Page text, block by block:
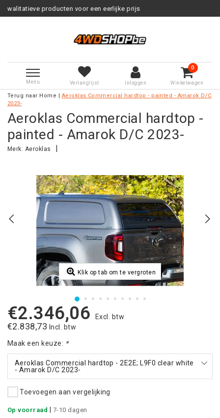
voor een eerlijke prijs
Menu Verlanglijst Inloggen
0
Winkelwagen
Terug naar Home
Aeroklas Commercial hardtop - painted - Amarok D/C
2023-
Aeroklas Commercial hardtop -
painted - Amarok D/C 2023-
Merk: Aeroklas
Klik op tab om te vergroten
€2.346,06 Excl. btw
€2.838,73 Incl. btw
Maak een keuze: *
Aeroklas Commercial hardtop - 2E2E; L9F0 clear white
- Amarok D/C 2023-
Toevoegen aan vergelijking
Op voorraad 7-10 dagen